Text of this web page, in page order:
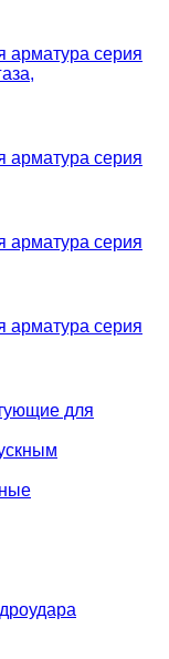
арматура серия
арматура серия
арматура серия
арматура серия
для